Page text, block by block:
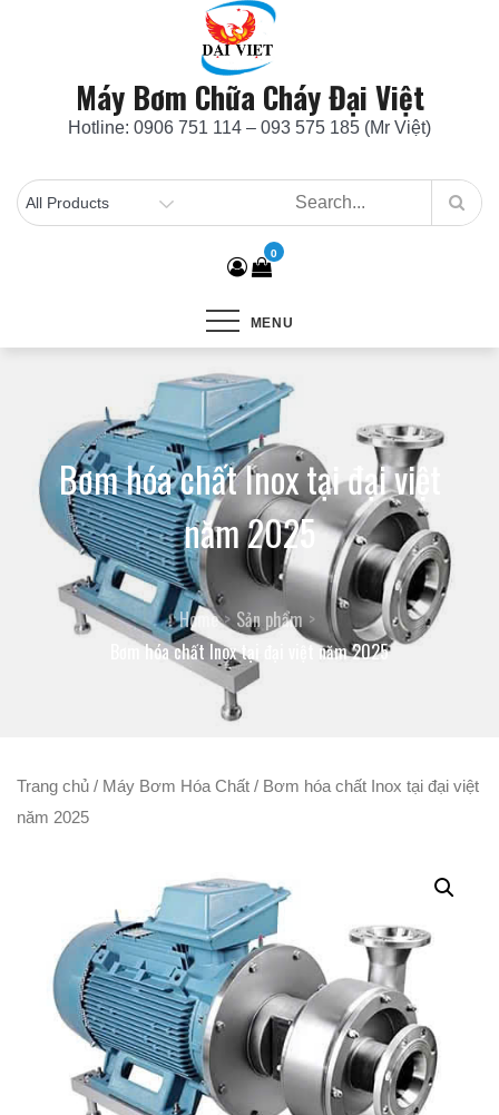
Máy Bơm Chữa Cháy Đại Việt
Hotline: 0906 751 114 – 093 575 185 (Mr Việt)
0
MENU
Bơm hóa chất Inox tại đại việt
năm 2025
Home
Sản phẩm
Bơm hóa chất Inox tại đại việt năm 2025
Trang chủ / Máy Bơm Hóa Chất / Bơm hóa chất Inox tại đại việt
năm 2025